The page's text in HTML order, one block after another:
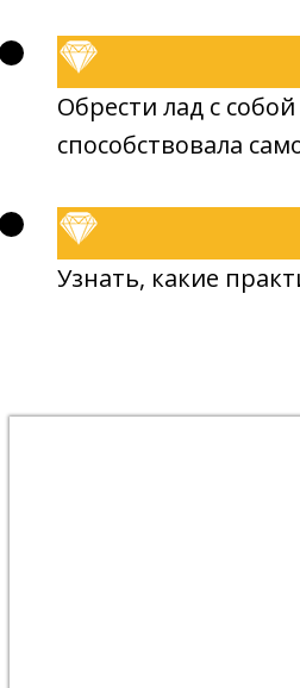
Обрести лад с
способствовала
Узнать, какие